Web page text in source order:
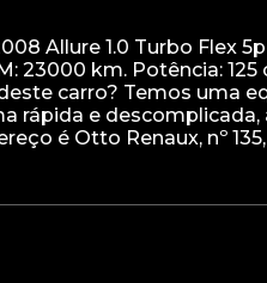
Allure 1.0 Turbo Flex
23000 km. Potência:
carro? Temos uma
rápida e